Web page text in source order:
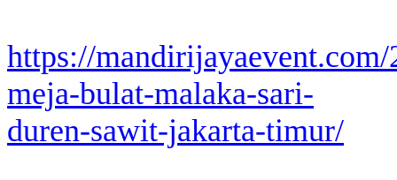
https://
meja-bulat-malaka-sari-
duren-sawit-jakarta-timur/